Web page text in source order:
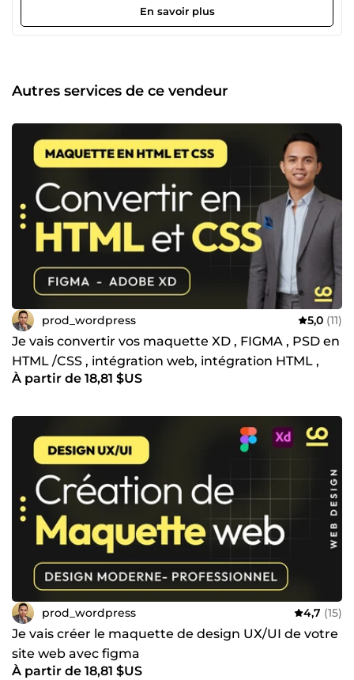
permis d’allier sens du design et expertise technique : En
UX/UI, je conçois des interfaces claires, intuitives et
J’utilise régulièrement des outils tels qu’Elementor, Divi,
ou des développements personnalisés en HTML, CSS, JS et
de transformer une idée en un site web professionnel qui
reflète parfaitement l’identité de mes clients. Si vous
recherchez un partenaire fiable et expérimenté pour votre
présence en ligne, je serai ravi de collaborer avec vous.
En savoir plus
Autres services de ce vendeur
prod_wordpress 5,0 (11)
Je vais convertir vos maquette XD , FIGMA , PSD en
HTML /CSS , intégration web, intégration HTML ,
CSS , JS
À partir de 18,81 $US
prod_wordpress 4,7 (15)
Je vais créer le maquette de design UX/UI de votre
site web avec figma
À partir de 18,81 $US